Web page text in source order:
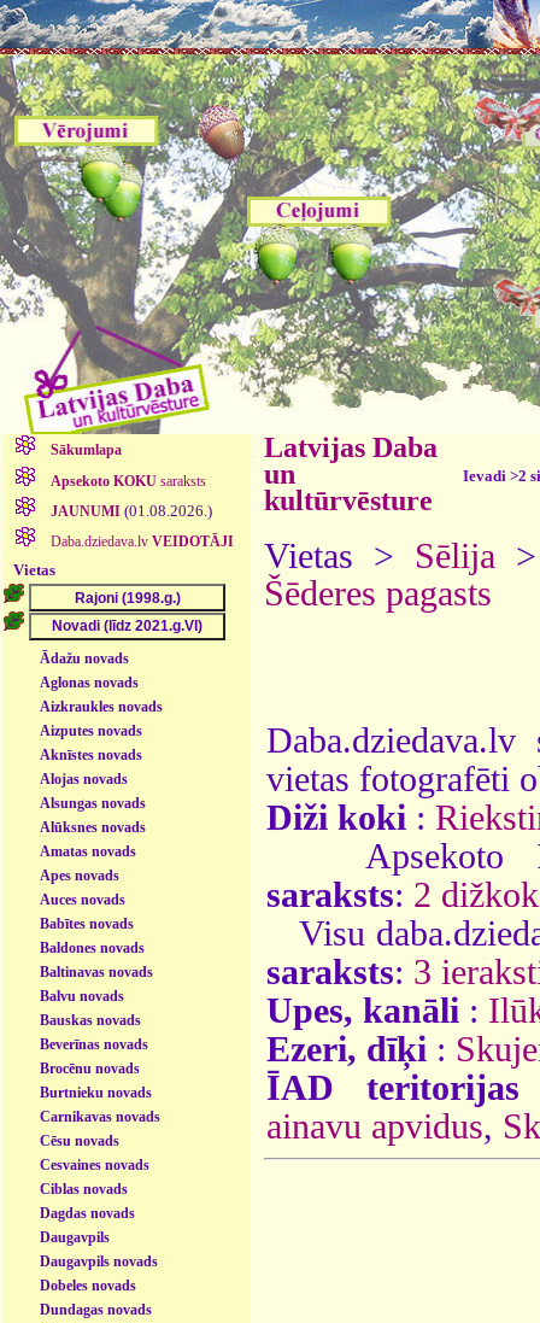
Sākumlapa
Apsekoto KOKUsaraksts
JAUNUMI (01.08.2026.)
Daba.dziedava.lv VEIDOTĀJI
Vietas
Ādažu novads
Aglonas novads
Aizkraukles novads
Aizputes novads
Aknīstes novads
Alojas novads
Alsungas novads
Alūksnes novads
Amatas novads
Apes novads
Auces novads
Babītes novads
Baldones novads
Baltinavas novads
Balvu novads
Bauskas novads
Beverīnas novads
Brocēnu novads
Burtnieku novads
Carnikavas novads
Cēsu novads
Cesvaines novads
Ciblas novads
Dagdas novads
Daugavpils
Daugavpils novads
Dobeles novads
Dundagas novads
Latvijas Daba
un
kultūrvēsture
Ievadi >2
Vietas > Sēlija
Šēderes pagasts
vietas fotografēti
Diži koki :
Apsekoto
saraksts: 2
Visu
saraksts: 3
Upes, kanāli :
Ezeri, dīķi :
ĪAD teritorijas
ainavu apvidus,